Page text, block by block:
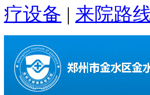
疗设备 | 来院路